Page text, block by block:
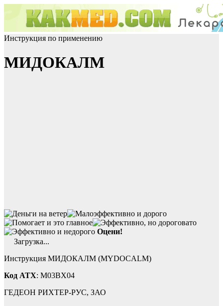
Инструкция по применению
МИДОКАЛМ
Оцени!
Загрузка...
Инструкция МИДОКАЛМ (MYDOCALM)
Код ATX: M03BX04
ГЕДЕОН РИХТЕР-РУС, ЗАО